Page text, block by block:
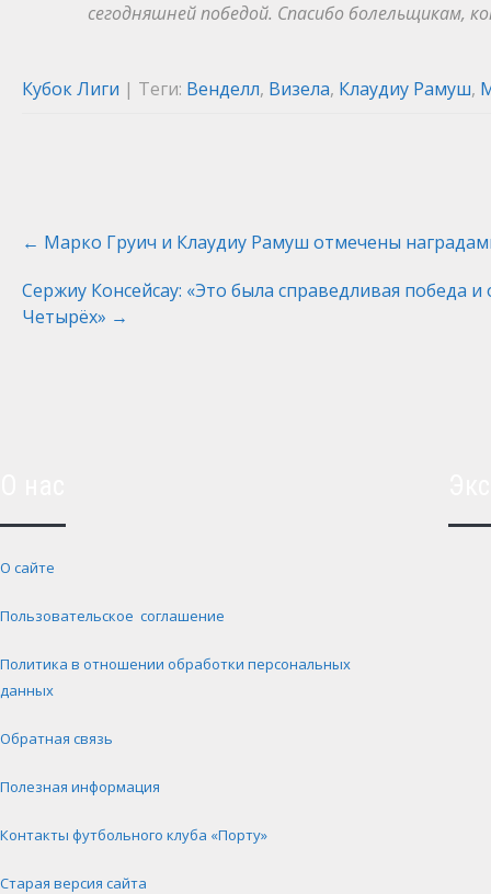
сегодняшней победой. Спасибо болельщикам,
Кубок Лиги | Теги: Венделл, Визела, Клаудиу Рамуш,
Post
navigation
← Марко Груич и Клаудиу Рамуш отмечены
Сержиу Консейсау: «Это была справедливая победа
Четырёх» →
О сайте
Пользовательское соглашение
Политика в отношении обработки персональных
данных
Обратная связь
Полезная информация
Контакты футбольного клуба «Порту»
Старая версия сайта